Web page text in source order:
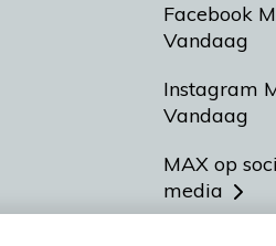
Facebook
Vandaag
Instagram
Vandaag
MAX op
media